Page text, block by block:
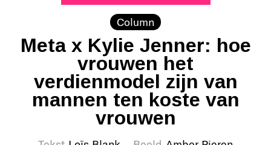
Column
Meta x Kylie Jenner: hoe
vrouwen het
verdienmodel zijn van
mannen ten koste van
vrouwen